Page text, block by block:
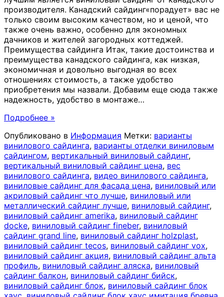
производителя. Канадский сайдинг«порадует» вас не
только своим высоким качеством, но и ценой, что
также очень важно, особенно для экономных
дачников и жителей загородных коттеджей.
Преимущества сайдинга Итак, такие достоинства и
преимущества канадского сайдинга, как низкая,
экономичная и довольно выгодная во всех
отношениях стоимость, а также удобство
приобретения мы назвали. Добавим еще сюда также
надежность, удобство в монтаже…
Подробнее »
Опубликовано в Информация Метки: варианты
винилового сайдинга, варианты отделки виниловым
сайдингом, вертикальный виниловый сайдинг,
вертикальный виниловый сайдинг цена, вес
винилового сайдинга, видео винилового сайдинга,
виниловые сайдинг для фасада цена, виниловый или
акриловый сайдинг что лучше, виниловый или
металлический сайдинг лучше, виниловый сайдинг,
виниловый сайдинг amerika, виниловый сайдинг
docke, виниловый сайдинг fineber, виниловый
сайдинг grand line, виниловый сайдинг holzplast,
виниловый сайдинг tecos, виниловый сайдинг vox,
виниловый сайдинг акция, виниловый сайдинг альта
профиль, виниловый сайдинг аляска, виниловый
сайдинг балкон, виниловый сайдинг бийск,
виниловый сайдинг блок, виниловый сайдинг блок